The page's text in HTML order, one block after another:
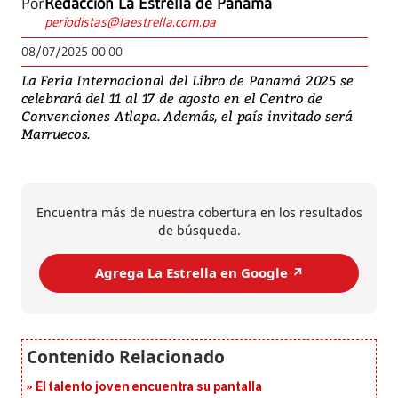
periodistas@laestrella.com.pa
08/07/2025 00:00
La Feria Internacional del Libro de Panamá 2025 se
celebrará del 11 al 17 de agosto en el Centro de
Convenciones Atlapa. Además, el país invitado será
Marruecos.
Encuentra más de nuestra cobertura en los resultados
de búsqueda.
Agrega La Estrella en Google ↗️
El talento joven encuentra su pantalla​